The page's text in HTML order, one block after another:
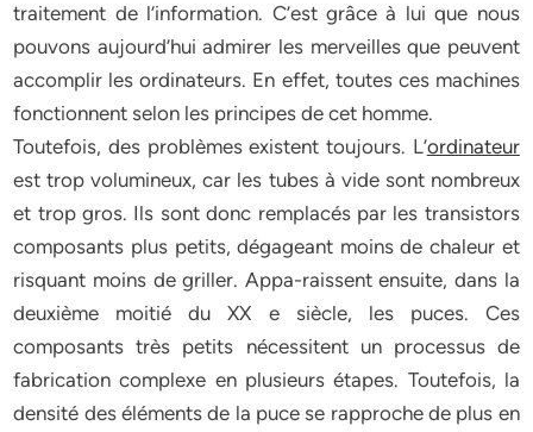
traitement de l’information. C’est grâce à lui que nous
pou­vons aujourd’hui admirer les merveilles que peuvent
accomplir les ordinateurs. En ef­fet, toutes ces machines
fonctionnent selon les principes de cet homme.
Toutefois, des problèmes existent toujours. L’ordinateur
est trop volumineux, car les tubes à vide sont nombreux
et trop gros. Ils sont donc remplacés par les transistors
composants plus petits, dégageant moins de chaleur et
risquant moins de griller. Appa-raissent ensuite, dans la
deuxième moitié du XX e siècle, les puces. Ces
composants très petits nécessitent un processus de
fabrication complexe en plusieurs étapes. Tou­tefois, la
densité des éléments de la puce se rapproche de plus en